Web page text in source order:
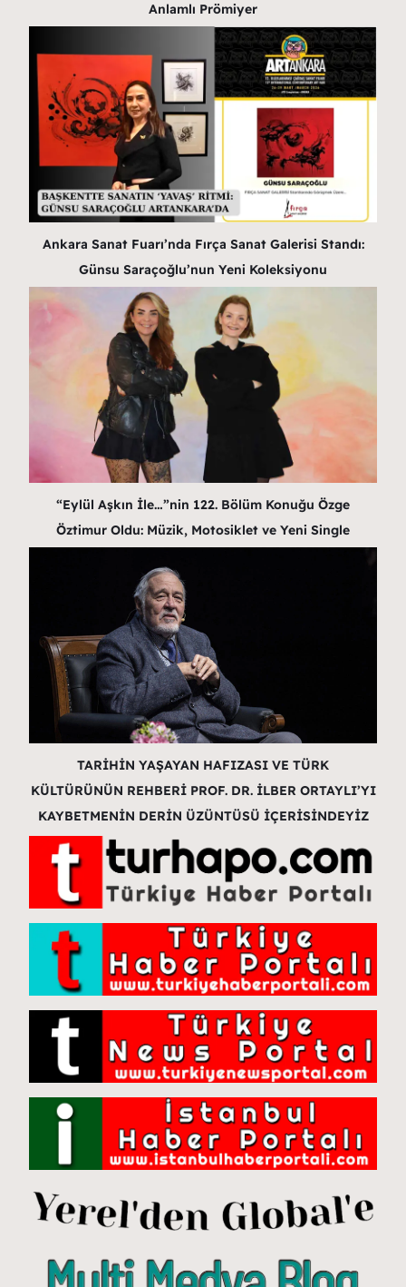
Anlamlı Prömiyer
Ankara Sanat Fuarı’nda Fırça Sanat Galerisi Standı:
Günsu Saraçoğlu’nun Yeni Koleksiyonu
“Eylül Aşkın İle…”nin 122. Bölüm Konuğu Özge
Öztimur Oldu: Müzik, Motosiklet ve Yeni Single
TARİHİN YAŞAYAN HAFIZASI VE TÜRK
KÜLTÜRÜNÜN REHBERİ PROF. DR. İLBER ORTAYLI’YI
KAYBETMENİN DERİN ÜZÜNTÜSÜ İÇERİSİNDEYİZ